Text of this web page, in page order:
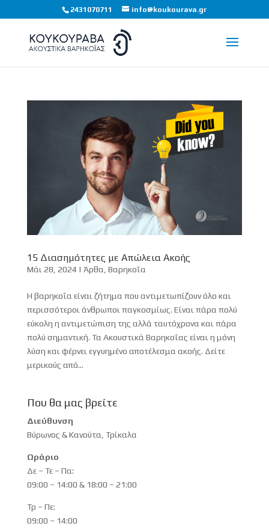
2431070711 info@koukourava.gr
15 Διασημότητες με Απώλεια Ακοής
Μάι 28, 2024 | Άρθα Βαρηκοΐα
Η βαρηκοΐα είναι ζήτημα που αντιμετωπίζουν όλο και
περισσότεροι άνθρωποι παγκοσμίως. Είναι πάρα πολύ
εύκολη η αντιμετώπιση της αλλά ταυτόχρονα και πάρα
πολύ σημαντική. Τα Ακουστικά Βαρηκοΐας είναι η μόνη
λύση και φέρνει εγγυημένο αποτέλεσμα ακοής. Δείτε
μερικούς από...
Που θα μας βρείτε
Διεύθυνση
Βύρωνος & Κανούτα, Τρίκαλα
Ωράριο
Δε – Τε – Πα:
09:00 – 14:00 & 18:00 – 21:00
Τρ – Πε:
09:00 – 14:00